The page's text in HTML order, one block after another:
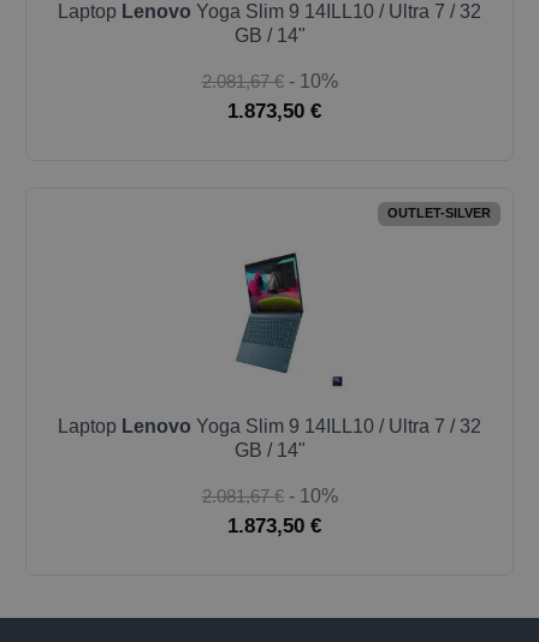
Laptop Lenovo Yoga Slim 9 14ILL10 / Ultra 7 / 32
GB / 14"
2.081,67 € - 10%
1.873,50 €
OUTLET-SILVER
Laptop Lenovo Yoga Slim 9 14ILL10 / Ultra 7 / 32
GB / 14"
2.081,67 € - 10%
1.873,50 €